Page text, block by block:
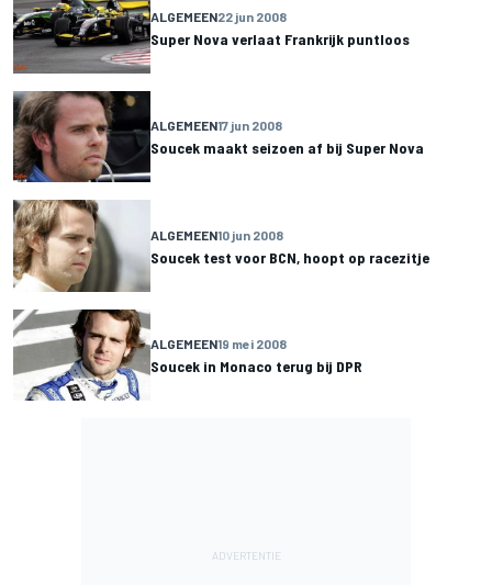
ALGEMEEN22 jun 2008
Super Nova verlaat Frankrijk puntloos
ALGEMEEN17 jun 2008
Soucek maakt seizoen af bij Super Nova
ALGEMEEN10 jun 2008
Soucek test voor BCN, hoopt op racezitje
ALGEMEEN19 mei 2008
Soucek in Monaco terug bij DPR